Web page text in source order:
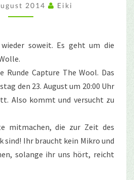
2014 Eiki
soweit. Es geht um die
Runde Capture The Wool. Das
den 23. August um 20:00 Uhr
Also kommt und versucht zu
mitmachen, die zur Zeit des
sind! Ihr braucht kein Mikro und
solange ihr uns hört, reicht